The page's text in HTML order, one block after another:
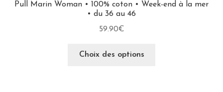
Pull Marin Woman • 100% coton • Week-end à la mer
• du 36 au 46
59.90€
Choix des options